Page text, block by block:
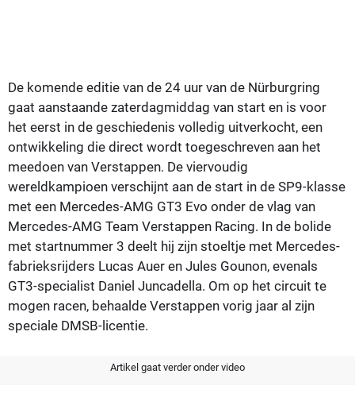
De komende editie van de 24 uur van de Nürburgring
gaat aanstaande zaterdagmiddag van start en is voor
het eerst in de geschiedenis volledig uitverkocht, een
ontwikkeling die direct wordt toegeschreven aan het
meedoen van Verstappen. De viervoudig
wereldkampioen verschijnt aan de start in de SP9-klasse
met een Mercedes-AMG GT3 Evo onder de vlag van
Mercedes-AMG Team Verstappen Racing. In de bolide
met startnummer 3 deelt hij zijn stoeltje met Mercedes-
fabrieksrijders Lucas Auer en Jules Gounon, evenals
GT3-specialist Daniel Juncadella. Om op het circuit te
mogen racen, behaalde Verstappen vorig jaar al zijn
speciale DMSB-licentie.
Artikel gaat verder onder video